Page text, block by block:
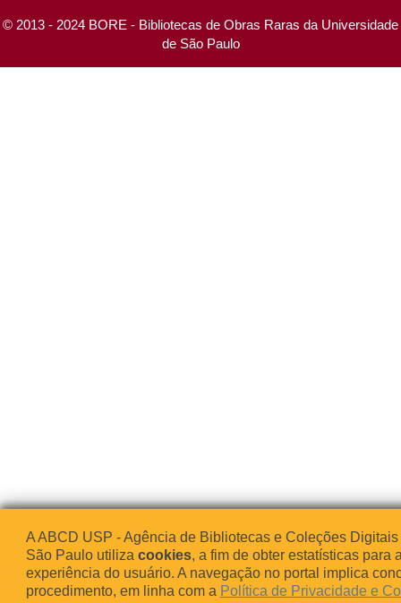
© 2013 - 2024 BORE - Bibliotecas de Obras Raras da Universidade
de São Paulo
A ABCD USP - Agência de Bibliotecas e Coleções
São Paulo utiliza cookies, a fim de obter estatísticas para
experiência do usuário. A navegação no portal implica
procedimento, em linha com a Política de Privacidade e